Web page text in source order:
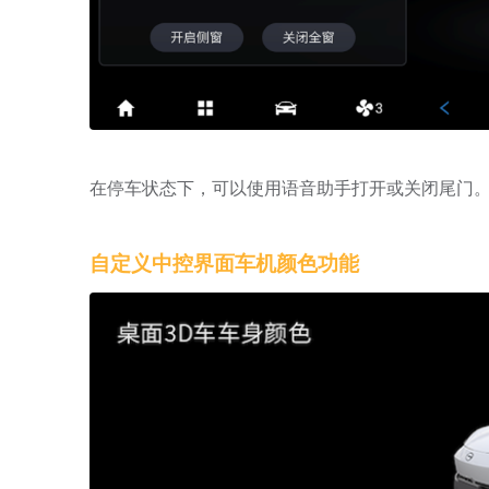
在停车状态下，可以使用语音助手打开或关闭尾门
自定义中控界面车机颜色功能